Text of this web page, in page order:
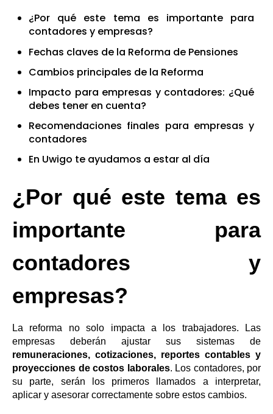
¿Por qué este tema es importante para
contadores y empresas?
Fechas claves de la Reforma de Pensiones
Cambios principales de la Reforma
Impacto para empresas y contadores: ¿Qué
debes tener en cuenta?
Recomendaciones finales para empresas y
contadores
En Uwigo te ayudamos a estar al día
¿Por qué este tema es
importante para
contadores y
empresas?
La reforma no solo impacta a los trabajadores. Las
empresas deberán ajustar sus sistemas de
remuneraciones, cotizaciones, reportes contables y
proyecciones de costos laborales. Los contadores, por
su parte, serán los primeros llamados a interpretar,
aplicar y asesorar correctamente sobre estos cambios.